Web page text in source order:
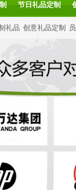
节日礼品定制
礼品 创意礼品定制